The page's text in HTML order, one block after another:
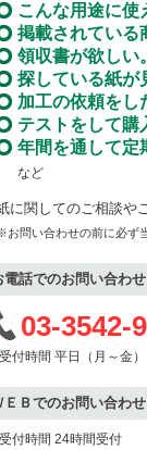
こんな用途に使
掲載されている
領収書が欲しい。
探している紙が
加工の依頼をし
テストをして購
年間を通して定
など
に関してのご相談や
お問い合わせの前に必ず
電話でのお問い合わせ
03-3542-
付時間 平日（月～金
ＥＢでのお問い合わせ
付時間 24時間受付